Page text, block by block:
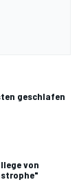
geschlafen
von